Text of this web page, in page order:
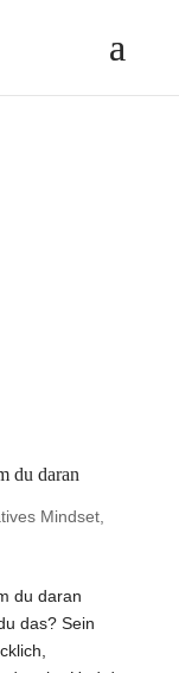
du daran
Mindset,
du daran
das? Sein